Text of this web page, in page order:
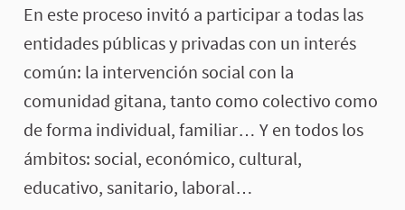
Acerca de este proceso
En este proceso invitó a participar a todas las
entidades públicas y privadas con un interés
común: la intervención social con la
comunidad gitana, tanto como colectivo como
de forma individual, familiar… Y en todos los
ámbitos: social, económico, cultural,
educativo, sanitario, laboral…